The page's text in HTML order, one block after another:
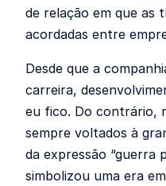
de relação em que as
acordadas entre
Desde que a
carreira,
eu fico. Do contrário,
sempre voltados à
da expressão “guerra
simbolizou uma era